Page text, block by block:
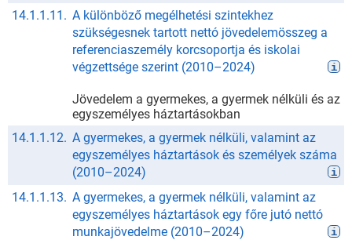
14.1.1.11. A különböző megélhetési szintekhez
szükségesnek tartott nettó jövedelemösszeg a
referenciaszemély korcsoportja és iskolai
végzettsége szerint (2010–2024)
Jövedelem a gyermekes, a gyermek nélküli és az
egyszemélyes háztartásokban
14.1.1.12. A gyermekes, a gyermek nélküli, valamint az
egyszemélyes háztartások és személyek száma
(2010–2024)
14.1.1.13. A gyermekes, a gyermek nélküli, valamint az
egyszemélyes háztartások egy főre jutó nettó
munkajövedelme (2010–2024)